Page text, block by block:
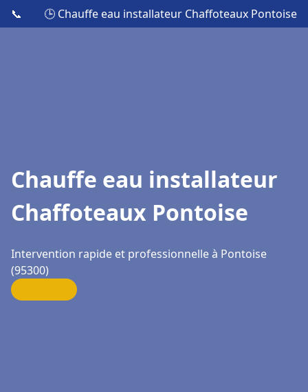
📞 🕒 Chauffe eau installateur Chaffoteaux Pontoise
Chauffe eau installateur
Chaffoteaux Pontoise
Intervention rapide et professionnelle à Pontoise
(95300)